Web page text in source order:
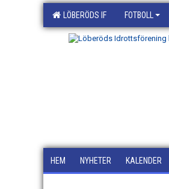
LÖBERÖDS IF FOTBOLL
HEM NYHETER KALENDER